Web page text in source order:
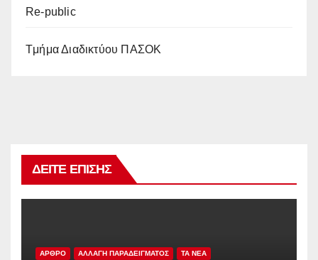
Re-public
Tμήμα Διαδικτύου ΠΑΣΟΚ
ΔΕΊΤΕ ΕΠΊΣΗΣ
ΑΡΘΡΟ ΑΛΛΑΓΗ ΠΑΡΑΔΕΙΓΜΑΤΟΣ TA NEA